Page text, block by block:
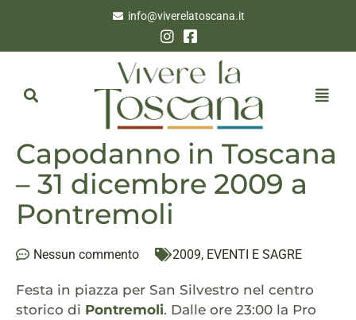
info@viverelatoscana.it
Capodanno in Toscana
– 31 dicembre 2009 a
Pontremoli
Nessun commento 2009, EVENTI E SAGRE
Festa in piazza per San Silvestro nel centro
storico di Pontremoli. Dalle ore 23:00 la Pro